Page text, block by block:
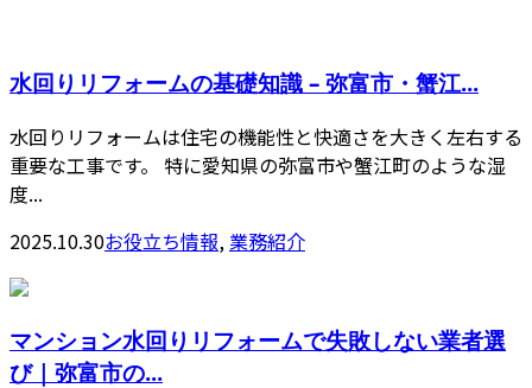
水回りリフォームの基礎知識 – 弥富市・蟹江...
水回りリフォームは住宅の機能性と快適さを大きく左右する
重要な工事です。 特に愛知県の弥富市や蟹江町のような湿
度...
2025.10.30お役立ち情報,業務紹介
マンション水回りリフォームで失敗しない業者選
び｜弥富市の...